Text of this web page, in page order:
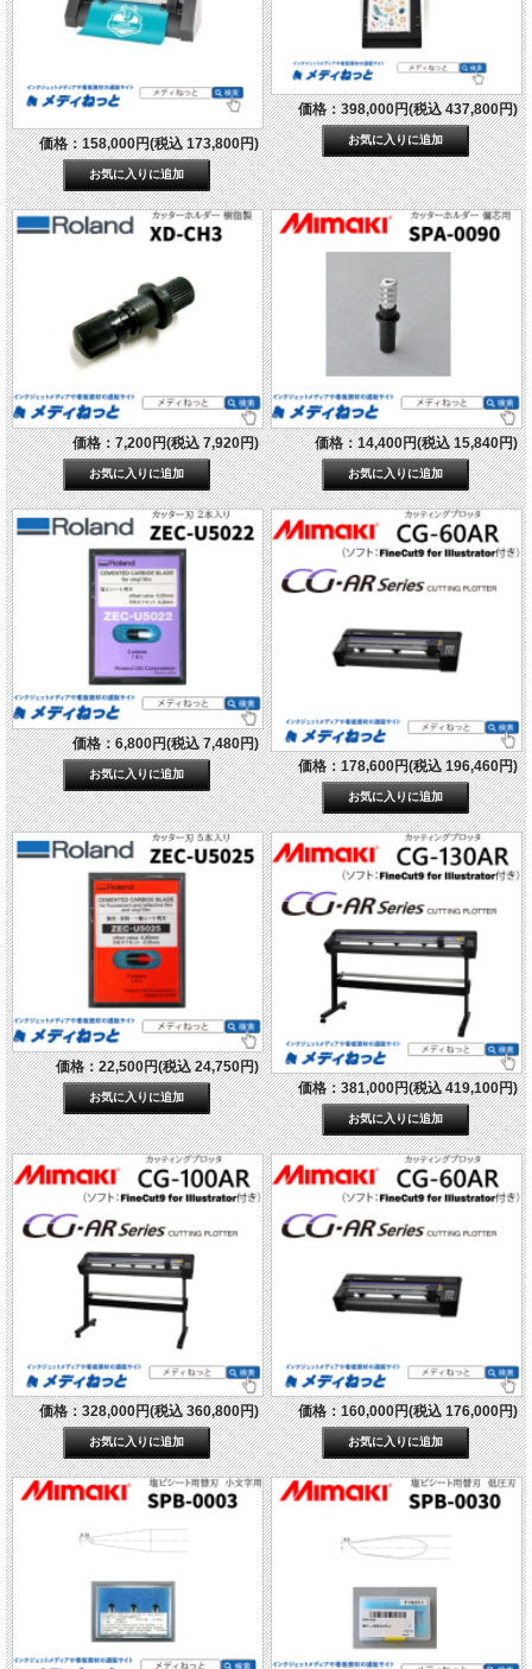
価格：158,000円(税込 173,800円)
価格：398,000円(税込 437,800円)
価格：7,200円(税込 7,920円) 価格：14,400円(税込 15,840円)
価格：6,800円(税込 7,480円)
価格：178,600円(税込 196,460円)
価格：22,500円(税込 24,750円)
価格：381,000円(税込 419,100円)
価格：328,000円(税込 360,800円) 価格：160,000円(税込 176,000円)